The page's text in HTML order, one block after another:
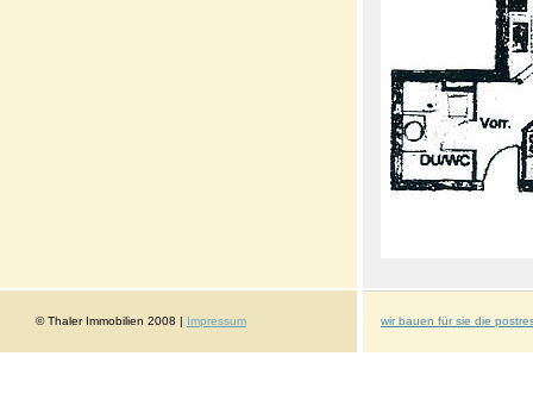
© Thaler Immobilien 2008 | Impressum wir bauen für sie die